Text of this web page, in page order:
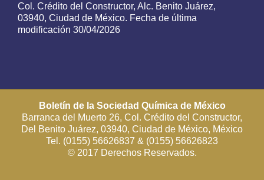
Col. Crédito del Constructor, Alc. Benito Juárez,
03940, Ciudad de México. Fecha de última
modificación 30/04/2026
Boletín de la Sociedad Química de México
Barranca del Muerto 26, Col. Crédito del Constructor,
Del Benito Juárez, 03940, Ciudad de México, México
Tel. (0155) 56626837 & (0155) 56626823
© 2017 Derechos Reservados.